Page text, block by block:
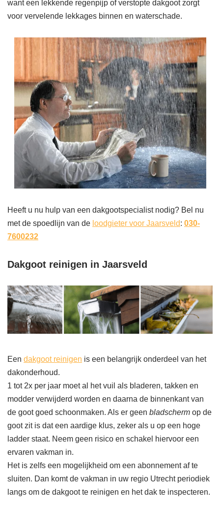
want een lekkende regenpijp of verstopte dakgoot zorgt
voor vervelende lekkages binnen en waterschade.
Heeft u nu hulp van een dakgootspecialist nodig? Bel nu
met de spoedlijn van de loodgieter voor Jaarsveld: 030-
7600232
Dakgoot reinigen in Jaarsveld
Een dakgoot reinigen is een belangrijk onderdeel van het
dakonderhoud.
1 tot 2x per jaar moet al het vuil als bladeren, takken en
modder verwijderd worden en daarna de binnenkant van
de goot goed schoonmaken. Als er geen bladscherm op de
goot zit is dat een aardige klus, zeker als u op een hoge
ladder staat. Neem geen risico en schakel hiervoor een
ervaren vakman in.
Het is zelfs een mogelijkheid om een abonnement af te
sluiten. Dan komt de vakman in uw regio Utrecht periodiek
langs om de dakgoot te reinigen en het dak te inspecteren.